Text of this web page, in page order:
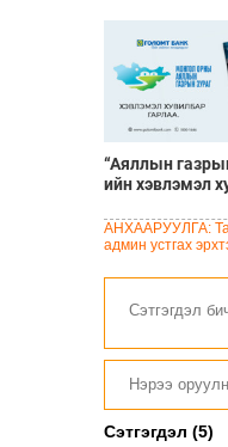
“Аяллын
ийн хэвлэмэл
үнэ төлбөргүй
боломжтой
АНХААРУУЛГА: Та
админ устгах
Сэтгэгдэл (5)